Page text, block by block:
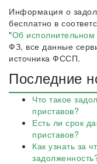
Информация о
бесплатно в
"Об исполнительном
ФЗ, все данные
источника ФССП.
Последние
Что такое
приставов?
Есть ли срок
приставов?
Как узнать за